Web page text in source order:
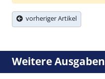
vorheriger Artikel
Weitere Ausgaben